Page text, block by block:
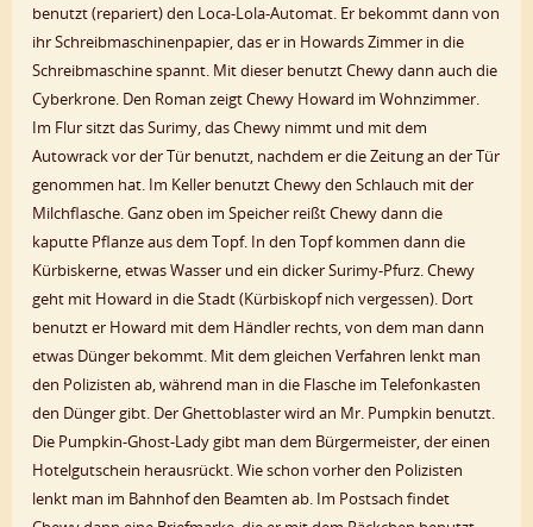
benutzt (repariert) den Loca-Lola-Automat. Er bekommt dann von
ihr Schreibmaschinenpapier, das er in Howards Zimmer in die
Schreibmaschine spannt. Mit dieser benutzt Chewy dann auch die
Cyberkrone. Den Roman zeigt Chewy Howard im Wohnzimmer.
Im Flur sitzt das Surimy, das Chewy nimmt und mit dem
Autowrack vor der Tür benutzt, nachdem er die Zeitung an der Tür
genommen hat. Im Keller benutzt Chewy den Schlauch mit der
Milchflasche. Ganz oben im Speicher reißt Chewy dann die
kaputte Pflanze aus dem Topf. In den Topf kommen dann die
Kürbiskerne, etwas Wasser und ein dicker Surimy-Pfurz. Chewy
geht mit Howard in die Stadt (Kürbiskopf nich vergessen). Dort
benutzt er Howard mit dem Händler rechts, von dem man dann
etwas Dünger bekommt. Mit dem gleichen Verfahren lenkt man
den Polizisten ab, während man in die Flasche im Telefonkasten
den Dünger gibt. Der Ghettoblaster wird an Mr. Pumpkin benutzt.
Die Pumpkin-Ghost-Lady gibt man dem Bürgermeister, der einen
Hotelgutschein herausrückt. Wie schon vorher den Polizisten
lenkt man im Bahnhof den Beamten ab. Im Postsach findet